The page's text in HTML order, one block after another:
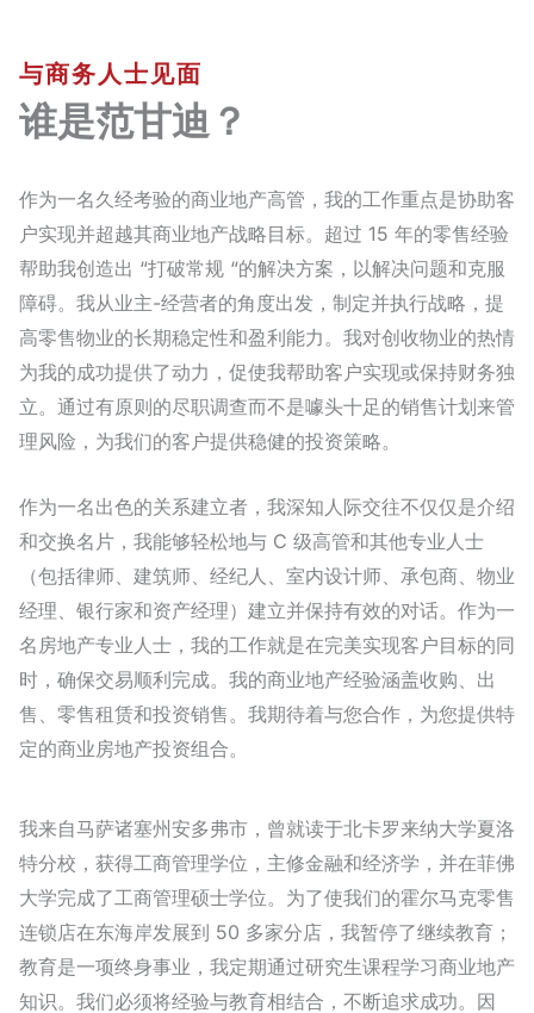
与商务人士见面
谁是范甘迪？
作为一名久经考验的商业地产高管，我的工作重点是协助客
户实现并超越其商业地产战略目标。超过 15 年的零售经验
帮助我创造出 “打破常规 “的解决方案，以解决问题和克服
障碍。我从业主-经营者的角度出发，制定并执行战略，提
高零售物业的长期稳定性和盈利能力。我对创收物业的热情
为我的成功提供了动力，促使我帮助客户实现或保持财务独
立。通过有原则的尽职调查而不是噱头十足的销售计划来管
理风险，为我们的客户提供稳健的投资策略。
作为一名出色的关系建立者，我深知人际交往不仅仅是介绍
和交换名片，我能够轻松地与 C 级高管和其他专业人士
（包括律师、建筑师、经纪人、室内设计师、承包商、物业
经理、银行家和资产经理）建立并保持有效的对话。作为一
名房地产专业人士，我的工作就是在完美实现客户目标的同
时，确保交易顺利完成。我的商业地产经验涵盖收购、出
售、零售租赁和投资销售。我期待着与您合作，为您提供特
定的商业房地产投资组合。
我来自马萨诸塞州安多弗市，曾就读于北卡罗来纳大学夏洛
特分校，获得工商管理学位，主修金融和经济学，并在菲佛
大学完成了工商管理硕士学位。为了使我们的霍尔马克零售
连锁店在东海岸发展到 50 多家分店，我暂停了继续教育；
教育是一项终身事业，我定期通过研究生课程学习商业地产
知识。我们必须将经验与教育相结合，不断追求成功。因